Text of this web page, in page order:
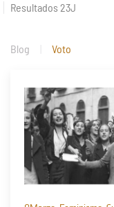
Resultados 23J
Blog Voto